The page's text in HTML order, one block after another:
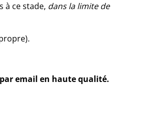
à ce stade, dans la limite de
email en haute qualité.